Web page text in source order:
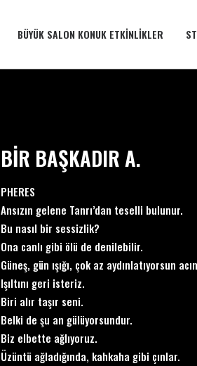
BÜYÜK SALON KONUK ETKINLIKLER
BİR BAŞKADIR A.
PHERES
Ansızın gelene Tanrı’dan teselli bulunur.
Bu nasıl bir sessizlik?
Ona canlı gibi ölü de denilebilir.
Güneş, gün ışığı, çok az aydınlatıyorsun
Işıltını geri isteriz.
Biri alır taşır seni.
Belki de şu an gülüyorsundur.
Biz elbette ağlıyoruz.
Üzüntü ağladığında, kahkaha gibi çınlar.